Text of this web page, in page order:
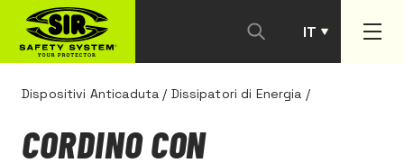
IT
PT
Dispositivi Anticaduta / Dissipatori di Energia /
CORDINO CON